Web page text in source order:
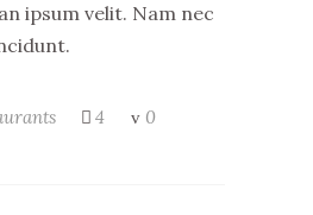
ipsum velit. Nam nec
4 0